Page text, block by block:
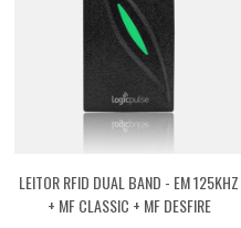
LEITOR RFID DUAL BAND - EM 125KHZ
+ MF CLASSIC + MF DESFIRE